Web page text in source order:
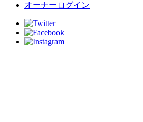
オーナーログイン